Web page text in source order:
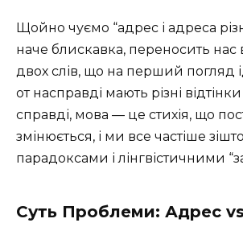
Щойно чуємо “адрес і адреса
наче блискавка, переносить нас
двох слів, що на перший погляд
от насправді мають різні
справді, мова — це стихія, що
змінюється, і ми все частіше
парадоксами і лінгвістичними
Суть Проблеми: Адрес